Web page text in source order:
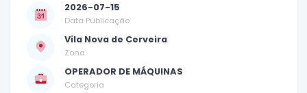
2026-07-15
Data Publicação
Vila Nova de Cerveira
Zona
OPERADOR DE MÁQUINAS
Categoria